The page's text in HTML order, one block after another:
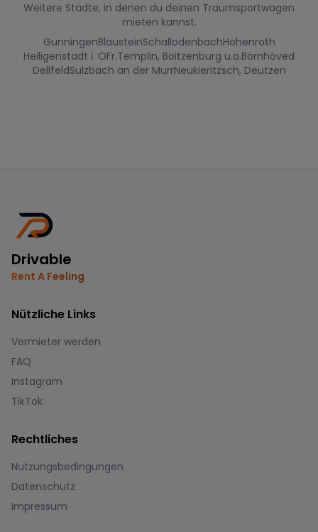
Weitere Städte, in denen du deinen Traumsportwagen
mieten kannst.
GunningenBlausteinSchallodenbachHohenroth
Heiligenstadt i. OFr.Templin, Boitzenburg u.a.Börnhöved
DellfeldSulzbach an der MurrNeukieritzsch, Deutzen
Drivable
Rent A Feeling
Nützliche Links
Vermieter werden
FAQ
Instagram
TikTok
Rechtliches
Nutzungsbedingungen
Datenschutz
Impressum